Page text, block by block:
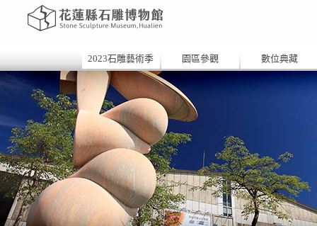
2023石雕藝術季 園區參觀 數位典藏